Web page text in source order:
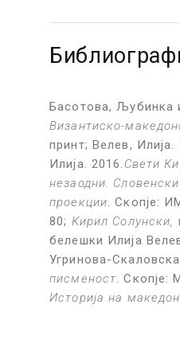
Басотова, Љубинка
Византиско-
принт; Велев, Илија.
Илија. 2016. Свети
незаодни.
проекции . Скопје:
80; Кирил Солунски,
белешки Илија
Угринова-
писменост .
Историја на